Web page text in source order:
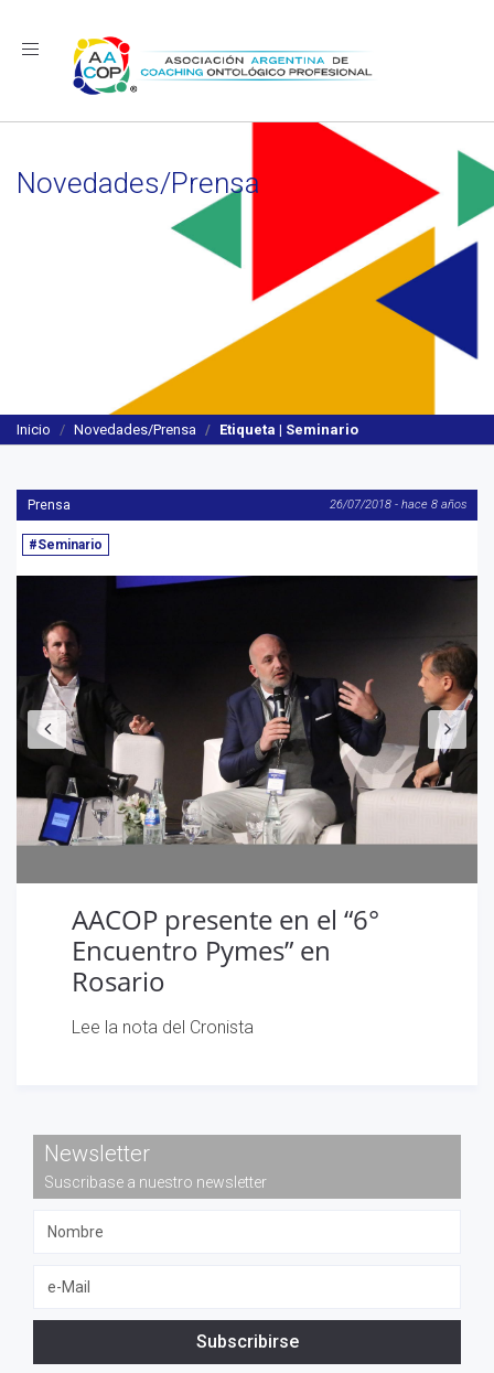
Navegación
Novedades/Prensa
Inicio Novedades/Prensa Etiqueta | Seminario
Prensa 26/07/2018 - hace 8 años
#Seminario
AACOP presente en el “6°
Encuentro Pymes” en
Rosario
Lee la nota del Cronista
Newsletter
Suscribase a nuestro newsletter
Subscribirse